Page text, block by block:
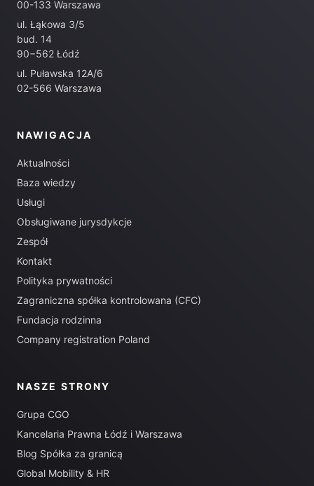
00-133 Warszawa
ul. Łąkowa 3/5
bud. 14
90−562 Łódź
ul. Puławska 12A/6
02-566 Warszawa
NAWIGACJA
Aktualności
Baza wiedzy
Usługi
Obsługiwane jurysdykcje
Zespół
Kontakt
Polityka prywatności
Zagraniczna spółka kontrolowana (CFC)
Fundacja rodzinna
Company registration Poland
NASZE STRONY
Grupa CGO
Kancelaria Prawna Łódź i Warszawa
Blog Spółka za granicą
Global Mobility & HR